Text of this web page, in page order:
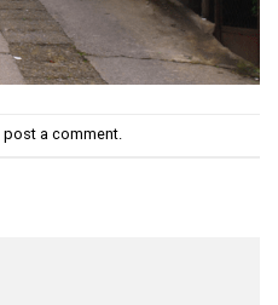
post a comment.